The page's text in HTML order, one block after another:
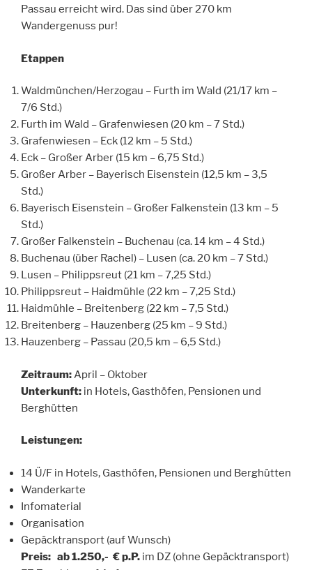
Passau erreicht wird. Das sind über 270 km
Wandergenuss pur!
Etappen
Waldmünchen/Herzogau – Furth im Wald (21/17 km –
7/6 Std.)
Furth im Wald – Grafenwiesen (20 km – 7 Std.)
Grafenwiesen – Eck (12 km – 5 Std.)
Eck – Großer Arber (15 km – 6,75 Std.)
Großer Arber – Bayerisch Eisenstein (12,5 km – 3,5
Std.)
Bayerisch Eisenstein – Großer Falkenstein (13 km – 5
Std.)
Großer Falkenstein – Buchenau (ca. 14 km – 4 Std.)
Buchenau (über Rachel) – Lusen (ca. 20 km – 7 Std.)
Lusen – Philippsreut (21 km – 7,25 Std.)
Philippsreut – Haidmühle (22 km – 7,25 Std.)
Haidmühle – Breitenberg (22 km – 7,5 Std.)
Breitenberg – Hauzenberg (25 km – 9 Std.)
Hauzenberg – Passau (20,5 km – 6,5 Std.)
Zeitraum:April – Oktober
Unterkunft: in Hotels, Gasthöfen, Pensionen und
Berghütten
Leistungen:
14 Ü/F in Hotels, Gasthöfen, Pensionen und Berghütten
Wanderkarte
Infomaterial
Organisation
Gepäcktransport (auf Wunsch)
Preis: ab 1.250,- € p.P. im DZ (ohne Gepäcktransport)